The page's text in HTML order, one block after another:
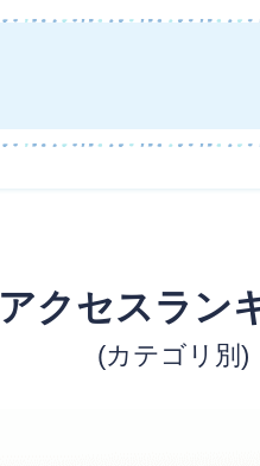
アクセスラン
(カテゴリ別)